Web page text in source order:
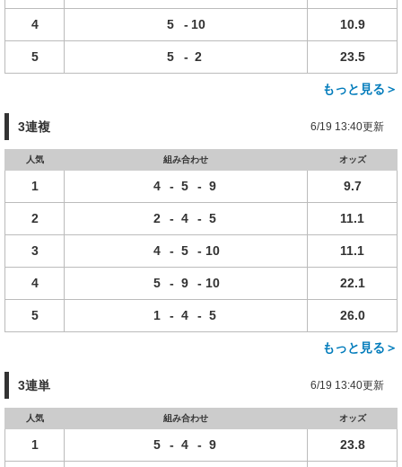
4 5 - 10 10.9
5 5 - 2 23.5
もっと見る＞
3連複 6/19 13:40更新
人気 組み合わせ オッズ
1 4 - 5 - 9 9.7
2 2 - 4 - 5 11.1
3 4 - 5 - 10 11.1
4 5 - 9 - 10 22.1
5 1 - 4 - 5 26.0
もっと見る＞
3連単 6/19 13:40更新
人気 組み合わせ オッズ
1 5 - 4 - 9 23.8